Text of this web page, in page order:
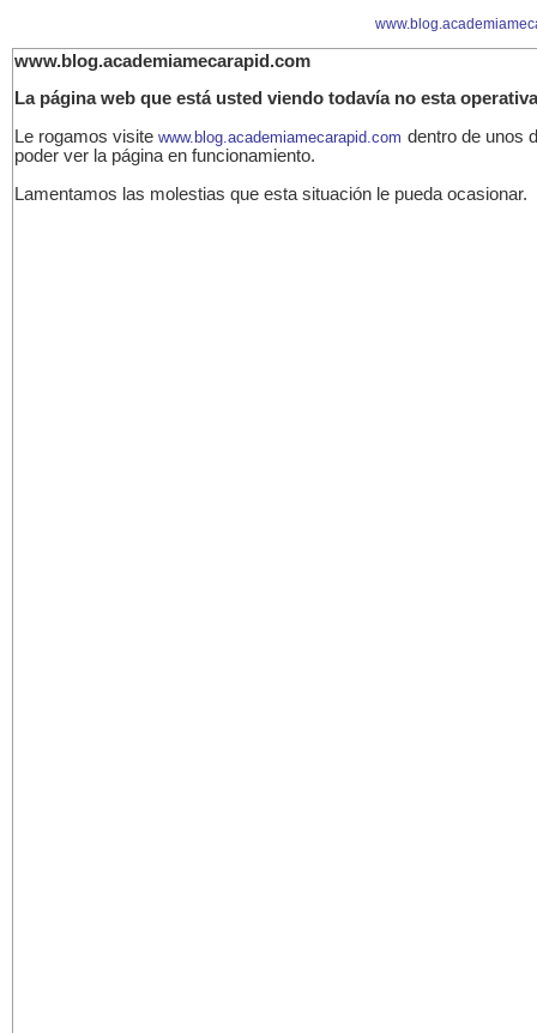
www.blog.academiamecarapid.com
La página web que está usted viendo todavía no esta
Le rogamos visitewww.blog.academiamecarapid.com dentro de unos
poder ver la página en funcionamiento.
Lamentamos las molestias que esta situación le pueda ocasionar.